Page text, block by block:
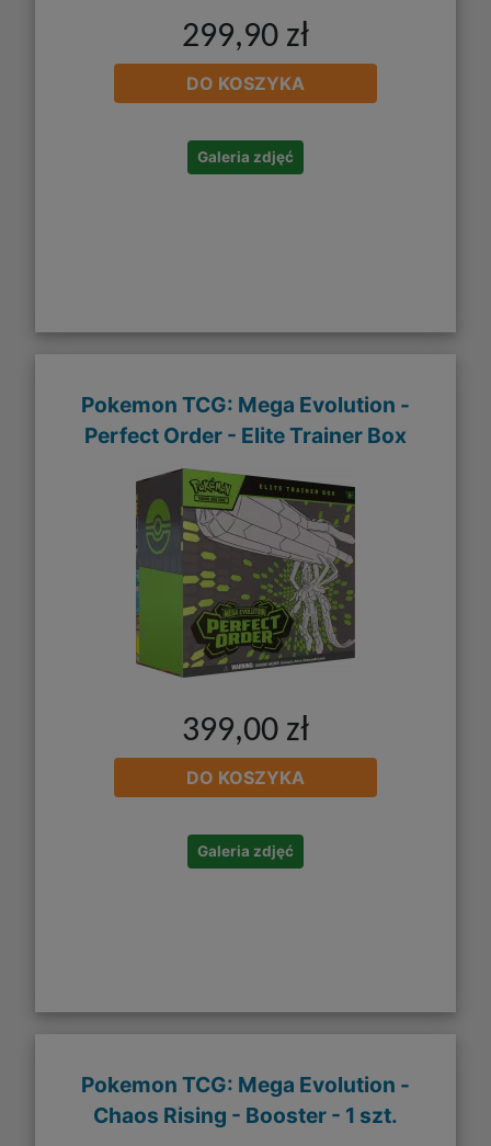
299,90 zł
DO KOSZYKA
Galeria zdjęć
Pokemon TCG: Mega Evolution -
Perfect Order - Elite Trainer Box
399,00 zł
DO KOSZYKA
Galeria zdjęć
Pokemon TCG: Mega Evolution -
Chaos Rising - Booster - 1 szt.